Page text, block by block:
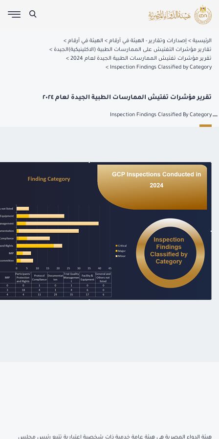
الرئيسية إصدارات وتقارير - الهيئة في أرقام
الهيئة في أرقام
تقارير مؤشرات التفتيش على الممارسات الطبية (الاكلينيكية)الجيدة
تقرير مؤشرات تفتيش الممارسات الطبية الجيدة لعام 2024
Inspection Findings Classified by Category
تقرير مؤشرات تفتيش الممارسات الطبية الجيدة لعام ٢٠٢٤
Inspection Findings Classified By Category
هيئة الدواء المصرية هي هيئة عامة خدمية ذات شخصية اعتبارية تتبع رئيس مجلس